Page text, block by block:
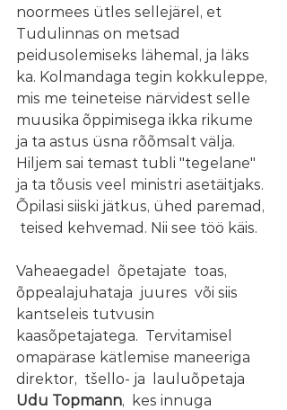
noormees ütles sellejärel, et
Tudulinnas on metsad
peidusolemiseks lähemal, ja läks
ka. Kolmandaga tegin kokkuleppe,
mis me teineteise närvidest selle
muusika õppimisega ikka rikume
ja ta astus üsna rõõmsalt välja.
Hiljem sai temast tubli "tegelane"
ja ta tõusis veel ministri asetäitjaks.
Õpilasi siiski jätkus, ühed paremad,
teised kehvemad. Nii see töö käis.
Vaheaegadel  õpetajate  toas,
õppealajuhataja  juures  või siis
kantseleis tutvusin
kaasõpetajatega.  Tervitamisel
omapärase kätlemise maneeriga
direktor,  tšello- ja  lauluõpetaja
Udu Topmann,  kes innuga